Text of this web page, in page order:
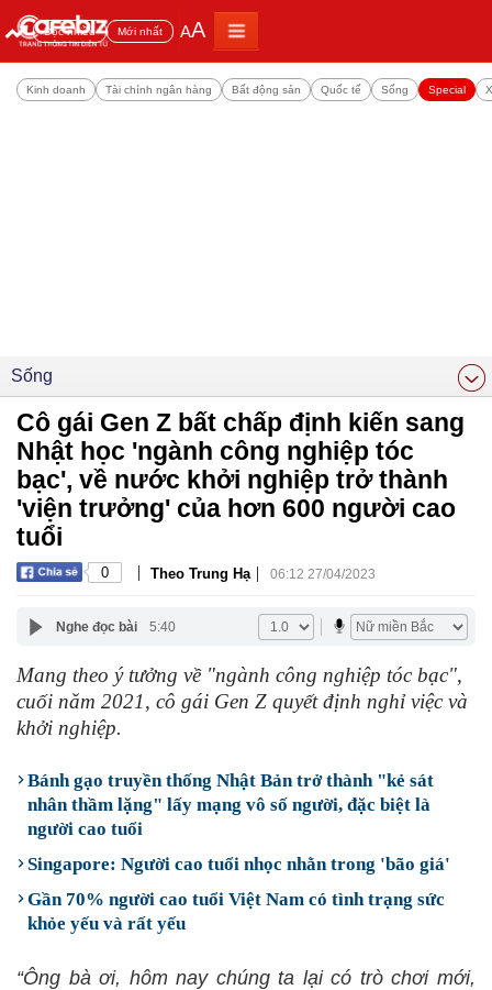
Đọc nhiều Mới nhất AA
Kinh doanh Tài chính ngân hàng Bất động sản Quốc tế Sống Special
Sống
Cô gái Gen Z bất chấp định kiến sang
Nhật học 'ngành công nghiệp tóc
bạc', về nước khởi nghiệp trở thành
'viện trưởng' của hơn 600 người cao
tuổi
0 | Theo Trung Hạ | 06:12 27/04/2023
Nghe đọc bài 5:40
Mang theo ý tưởng về "ngành công nghiệp tóc bạc",
cuối năm 2021, cô gái Gen Z quyết định nghỉ việc và
khởi nghiệp.
Bánh gạo truyền thống Nhật Bản trở thành "kẻ sát
nhân thầm lặng" lấy mạng vô số người, đặc biệt là
người cao tuổi
Singapore: Người cao tuổi nhọc nhằn trong 'bão giá'
Gần 70% người cao tuổi Việt Nam có tình trạng sức
khỏe yếu và rất yếu
“Ông bà ơi, hôm nay chúng ta lại có trò chơi mới,